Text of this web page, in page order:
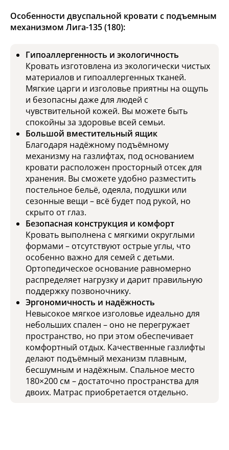
Особенности двуспальной кровати с подъемным
механизмом Лига-135 (180):
Гипоаллергенность и экологичность
Кровать изготовлена из экологически чистых
материалов и гипоаллергенных тканей.
Мягкие царги и изголовье приятны на ощупь
и безопасны даже для людей с
чувствительной кожей. Вы можете быть
спокойны за здоровье всей семьи.
Большой вместительный ящик
Благодаря надёжному подъёмному
механизму на газлифтах, под основанием
кровати расположен просторный отсек для
хранения. Вы сможете удобно разместить
постельное бельё, одеяла, подушки или
сезонные вещи – всё будет под рукой, но
скрыто от глаз.
Безопасная конструкция и комфорт
Кровать выполнена с мягкими округлыми
формами – отсутствуют острые углы, что
особенно важно для семей с детьми.
Ортопедическое основание равномерно
распределяет нагрузку и дарит правильную
поддержку позвоночнику.
Эргономичность и надёжность
Невысокое мягкое изголовье идеально для
небольших спален – оно не перегружает
пространство, но при этом обеспечивает
комфортный отдых. Качественные газлифты
делают подъёмный механизм плавным,
бесшумным и надёжным. Спальное место
180×200 см – достаточно пространства для
двоих. Матрас приобретается отдельно.